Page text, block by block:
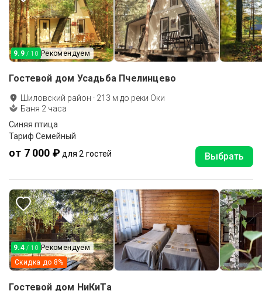
9.9 / 10 Рекомендуем
Гостевой дом Усадьба Пчелинцево
Шиловский район · 213 м до реки Оки
Баня 2 часа
Синяя птица
Тариф Семейный
от 7 000 ₽ для 2 гостей Выбрать
9.4 / 10
Рекомендуем
Скидка до 8%
Гостевой дом НиКиТа